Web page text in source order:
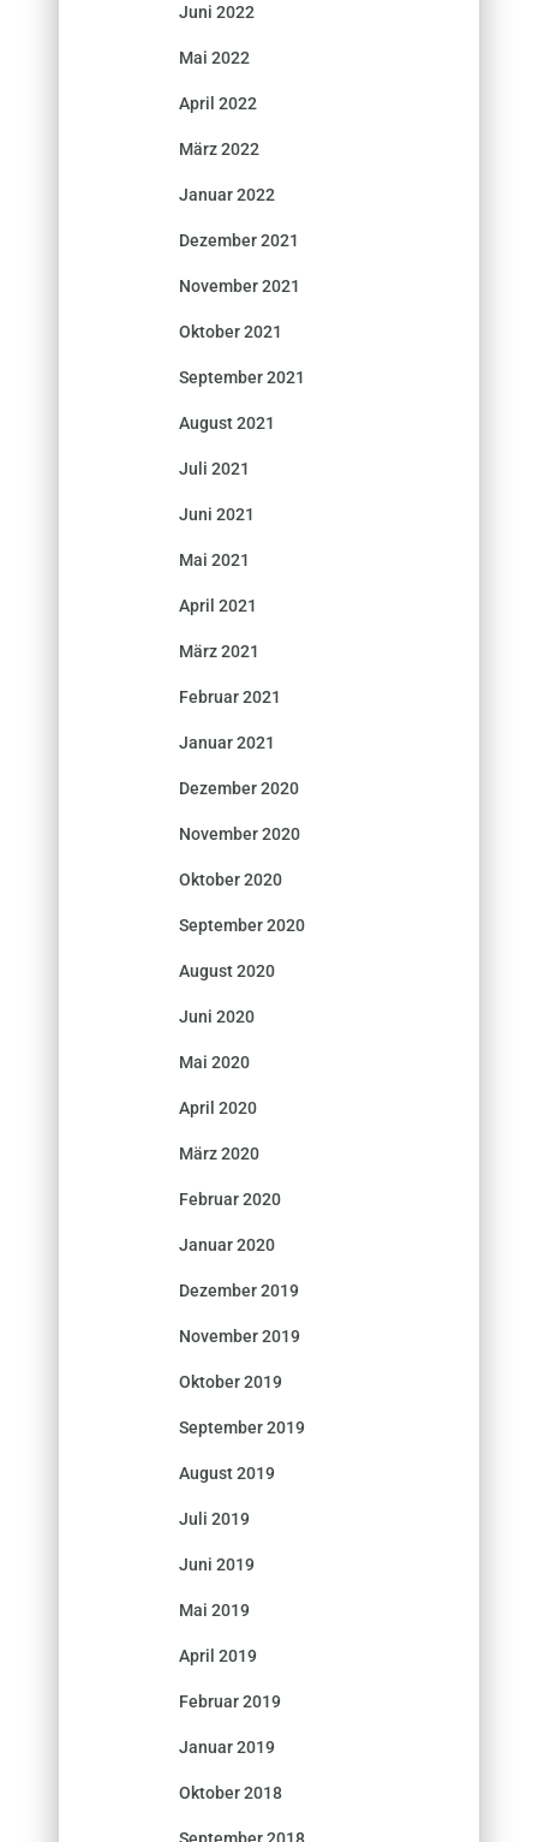
Juni 2022
Mai 2022
April 2022
März 2022
Januar 2022
Dezember 2021
November 2021
Oktober 2021
September 2021
August 2021
Juli 2021
Juni 2021
Mai 2021
April 2021
März 2021
Februar 2021
Januar 2021
Dezember 2020
November 2020
Oktober 2020
September 2020
August 2020
Juni 2020
Mai 2020
April 2020
März 2020
Februar 2020
Januar 2020
Dezember 2019
November 2019
Oktober 2019
September 2019
August 2019
Juli 2019
Juni 2019
Mai 2019
April 2019
Februar 2019
Januar 2019
Oktober 2018
September 2018